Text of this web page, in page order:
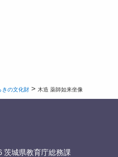
きの文化財 > 木造 薬師如来坐像
茨城県教育庁総務課